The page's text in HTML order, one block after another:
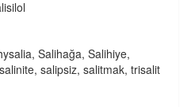
Salihağa, Salihiye,
salipsiz, salitmak, trisalit